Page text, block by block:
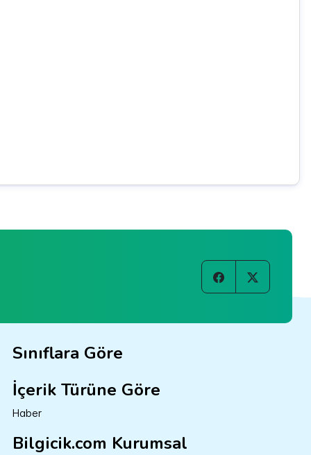
Sınıflara Göre
İçerik Türüne Göre
Haber
Bilgicik.com Kurumsal